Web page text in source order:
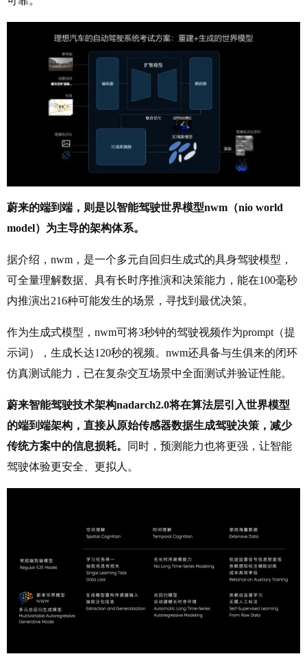
蔚来的端到端，则是以智能驾驶世界模型nwm（nio world
model）为主导的架构体系。
据介绍，nwm，是一个多元自回归生成式的具身驾驶模型，
可全量理解数据、具有长时序推演和决策能力，能在100毫秒
内推演出216种可能发生的场景，寻找到最优决策。
作为生成式模型，nwm可将3秒钟的驾驶视频作为prompt（提
示词），生成长达120秒的视频。nwm还具备与生俱来的闭环
仿真测试能力，已在复杂交互场景中全面测试并验证性能。
蔚来智能驾驶技术架构nadarch2.0将在算法层引入世界模型
的端到端架构，直接从原始传感器数据生成驾驶决策，减少
传统方案中的信息损耗。
同时，预测能力也将更强，让智能
驾驶体验更安全、更拟人。